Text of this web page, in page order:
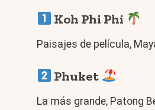
Koh Phi Phi
Paisajes de película,
Phuket
La más grande, Patong